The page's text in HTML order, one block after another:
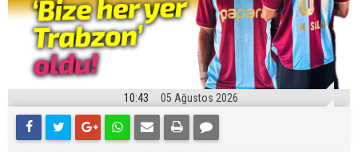
10:43 05 Ağustos 2026